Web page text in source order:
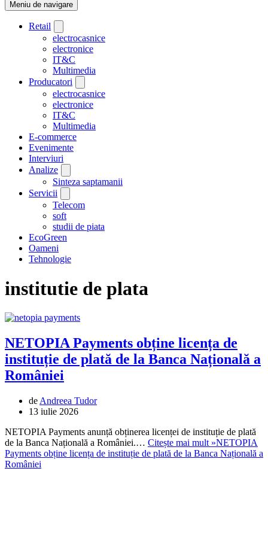
Meniu de navigare
Retail
electrocasnice
electronice
IT&C
Multimedia
Producatori
electrocasnice
electronice
IT&C
Multimedia
E-commerce
Evenimente
Interviuri
Analize
Sinteza saptamanii
Servicii
Telecom
soft
studii de piata
EcoGreen
Oameni
Tehnologie
institutie de plata
NETOPIA Payments obține licența de
instituție de plată de la Banca Națională a
României
de Andreea Tudor
13 iulie 2026
NETOPIA Payments anunță obținerea licenței de instituție de plată
de la Banca Națională a României.… Citește mai mult »NETOPIA
Payments obține licența de instituție de plată de la Banca Națională a
României